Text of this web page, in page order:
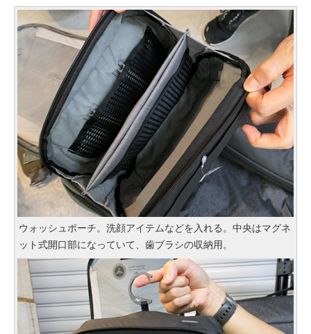
ウォッシュポーチ。洗顔アイテムなどを入れる。中央はマグネ
ット式開口部になっていて、歯ブラシの収納用。